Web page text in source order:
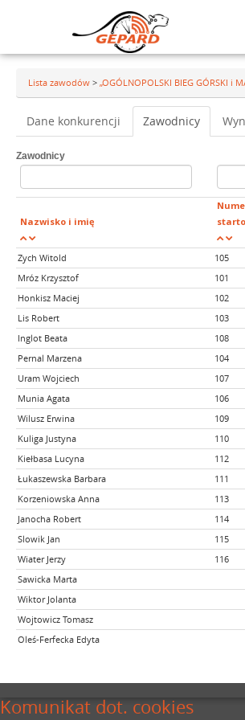
Komunikat dot. cookies
Lista zawodów > „OGÓLNOPOLSKI BIEG GÓRSKI i
Dane konkurencji Zawodnicy
Zawodnicy
Nazwisko i imię
Zych Witold 105
Mróz Krzysztof
101
Honkisz Maciej
102
Lis Robert
103
Inglot Beata
108
Pernal Marzena
104
Uram Wojciech
107
Munia Agata
106
Wilusz Erwina
109
Kuliga Justyna
110
Kiełbasa Lucyna
112
Łukaszewska Barbara
111
Korzeniowska Anna
113
Janocha Robert
114
Slowik Jan
115
Wiater Jerzy
116
Sawicka Marta
Wiktor Jolanta
Wojtowicz Tomasz
Oleś-Ferfecka Edyta